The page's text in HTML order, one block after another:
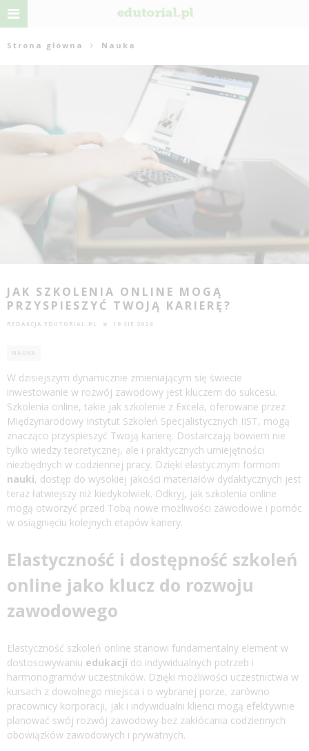
Strona główna Nauka
JAK SZKOLENIA ONLINE MOGĄ
PRZYSPIESZYĆ TWOJĄ KARIERĘ?
REDAKCJA EDUTORIAL.PL 19 SIE 2024
NAUKA
W dzisiejszym dynamicznie zmieniającym się świecie
inwestowanie w rozwój zawodowy jest kluczem do sukcesu.
Szkolenia online, takie jak szkolenie z Excela, oferowane przez
Międzynarodowy Instytut Szkoleń Specjalistycznych IIST, mogą
znacząco przyspieszyć Twoją karierę. Dostarczają bowiem nie
tylko wiedzy teoretycznej, ale i praktycznych umiejętności
niezbędnych w codziennej pracy. Dzięki elastycznym formom
nauki, dostęp do wysokiej jakości materiałów dydaktycznych jest
teraz łatwiejszy niż kiedykolwiek. Odkryj, jak szkolenia online
mogą otworzyć przed Tobą nowe możliwości zawodowe i pomóc
w osiągnięciu kolejnych etapów kariery.
Elastyczność i dostępność szkoleń
online jako klucz do rozwoju
zawodowego
Elastyczność szkoleń online stanowi fundamentalny element w
dostosowywaniu edukacji do indywidualnych potrzeb i
harmonogramów uczestników. Dzięki możliwości uczestnictwa w
kursach z dowolnego miejsca i o wybranej porze, zarówno
pracownicy korporacji, jak i indywidualni klienci mogą efektywnie
planować swój rozwój zawodowy bez zakłócania codziennych
obowiązków zawodowych i prywatnych.